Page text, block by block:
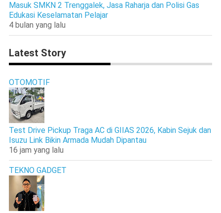
Masuk SMKN 2 Trenggalek, Jasa Raharja dan Polisi Gas
Edukasi Keselamatan Pelajar
4 bulan yang lalu
Latest Story
OTOMOTIF
Test Drive Pickup Traga AC di GIIAS 2026, Kabin Sejuk dan
Isuzu Link Bikin Armada Mudah Dipantau
16 jam yang lalu
TEKNO GADGET